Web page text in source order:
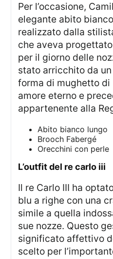
Per l’occasione, Camilla ha indossato un
elegante abito
realizzato dalla
che aveva
per il giorno delle
stato arricchito da
forma di mughetto di
amore eterno e
appartenente alla
Abito bianco lungo
Brooch Fabergé
Orecchini con perle
l’outfit del re carlo iii
Il re Carlo III ha optato per un completo
blu a righe con una
simile a quella
sue nozze. Questo
significato affettivo
scelto per